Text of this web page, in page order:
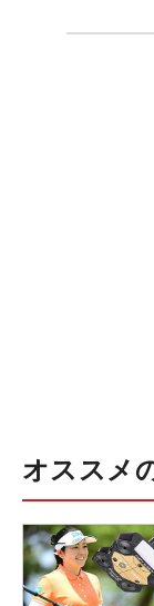
オススメ